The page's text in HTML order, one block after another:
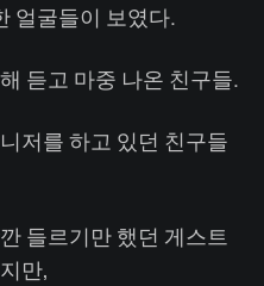
얼굴들이 보였다.
듣고 마중 나온 친구들.
저를 하고 있던 친구들
들르기만 했던 게스트
만,